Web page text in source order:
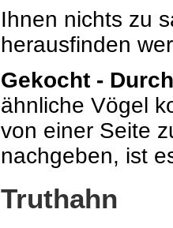
Ihnen nichts zu
herausfinden
Gekocht -
ähnliche Vögel
von einer Seite
nachgeben, ist
Truthahn